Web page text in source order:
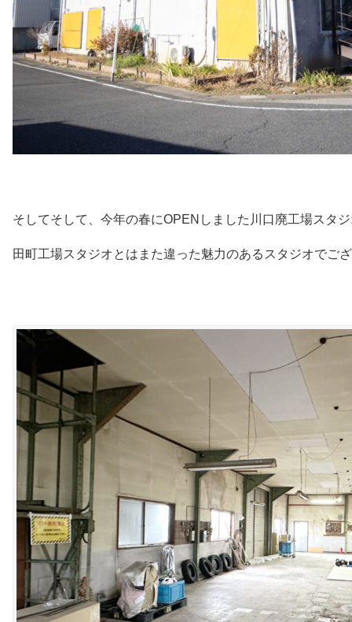
そしてそして、今年の春にOPENしました川口廃工場スタ
田町工場スタジオとはまた違った魅力のあるスタジオでご